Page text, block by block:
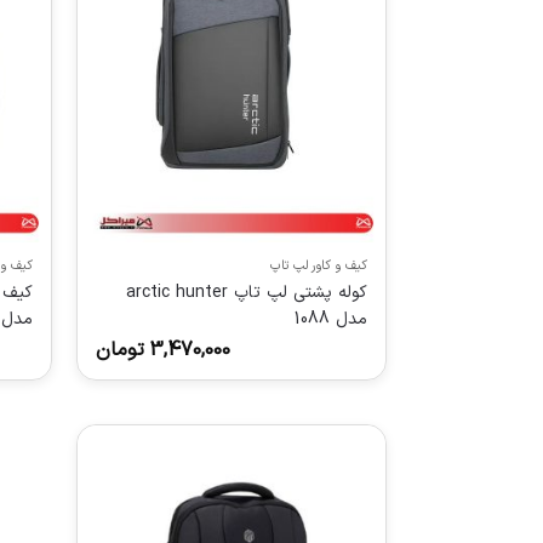
کیف و کاور لپ تاپ
کوله پشتی لپ تاپ arctic hunter
مدل 1088
3,470,000 تومان
کیف
مدل